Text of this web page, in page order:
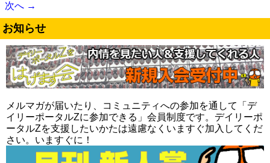
次へ →
お知らせ
メルマガが届いたり、コミュニティへの参加を通して「デ
イリーポータルZに参加できる」会員制度です。デイリーポ
ータルZを支援したいかたは遠慮なくいますぐ加入してくだ
さい。いますぐに！